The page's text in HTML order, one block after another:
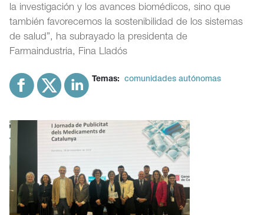
la investigación y los avances biomédicos, sino que
también favorecemos la sostenibilidad de los sistemas
de salud”, ha subrayado la presidenta de
Farmaindustria, Fina Lladós
Temas: comunidades autónomas